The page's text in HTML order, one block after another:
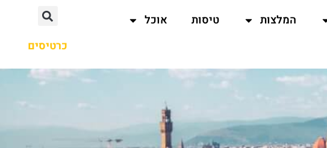
המלצות טיסות
אוכל
כרטיסים